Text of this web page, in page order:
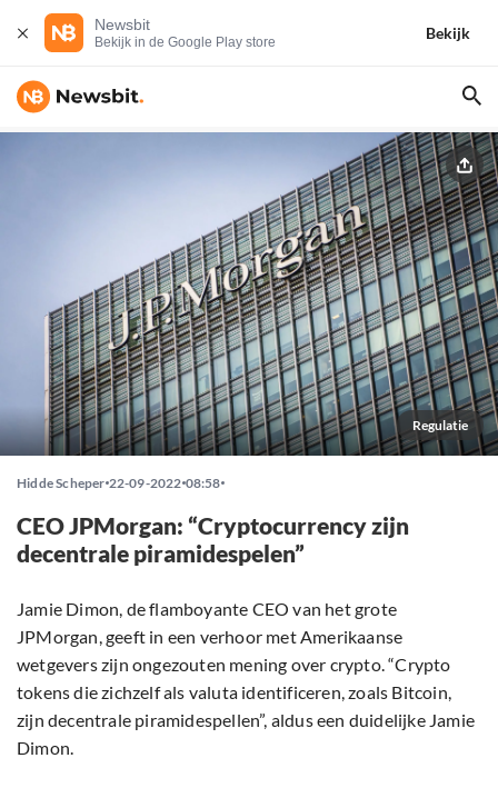
Newsbit
Bekijk in de Google Play store
Bekijk
Regulatie
Hidde Scheper 22-09-2022 08:58
CEO JPMorgan: “Cryptocurrency zijn
decentrale piramidespelen”
Jamie Dimon, de flamboyante CEO van het grote
JPMorgan, geeft in een verhoor met Amerikaanse
wetgevers zijn ongezouten mening over crypto. “Crypto
tokens die zichzelf als valuta identificeren, zoals Bitcoin,
zijn decentrale piramidespellen”, aldus een duidelijke Jamie
Dimon.